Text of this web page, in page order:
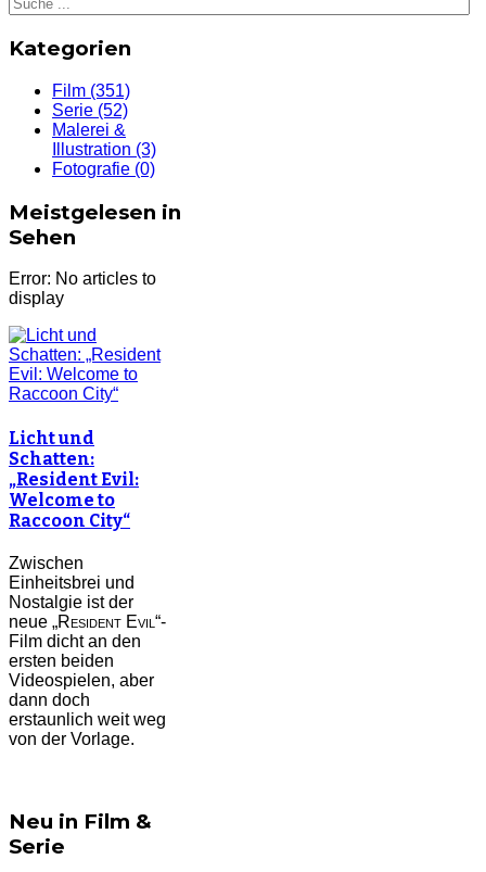
Kategorien
Film (351)
Serie (52)
Malerei &
Illustration (3)
Fotografie (0)
Meistgelesen in
Sehen
Error: No articles to
display
Licht und
Schatten:
„Resident Evil:
Welcome to
Raccoon City“
Zwischen
Einheitsbrei und
Nostalgie ist der
neue „Resident Evil “-
Film dicht an den
ersten beiden
Videospielen, aber
dann doch
erstaunlich weit weg
von der Vorlage.
Neu in Film &
Serie